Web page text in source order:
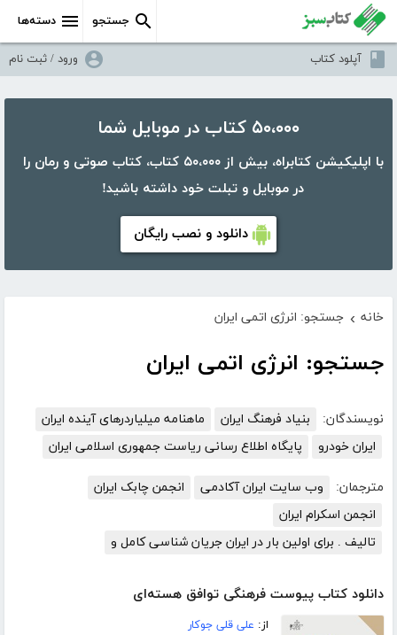
دسته‌ها جستجو
آپلود کتاب ورود / ثبت نام
۵۰،۰۰۰ کتاب در موبایل شما
با اپلیکیشن کتابراه، بیش از ۵۰،۰۰۰ کتاب، کتاب صوتی و رمان را
در موبایل و تبلت خود داشته باشید!
دانلود و نصب رایگان
خانه › جستجو: انرژی اتمی ایران
جستجو: انرژی اتمی ایران
نویسندگان: بنیاد فرهنگ ایران
ماهنامه میلیاردرهای آینده ایران
ایران خودرو
پایگاه اطلاع رسانی ریاست جمهوری اسلامی ایران
مترجمان: وب سایت ایران آکادمی
انجمن چابک ایران
انجمن اسکرام ایران
تالیف . برای اولین بار در ایران جریان شناسی کامل و
دانلود کتاب پیوست فرهنگی توافق هسته‌ای
از: علی قلی جوکار